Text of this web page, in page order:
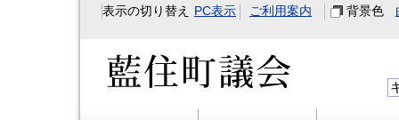
表示の切り替え PC表示 ご利用案内 背景色